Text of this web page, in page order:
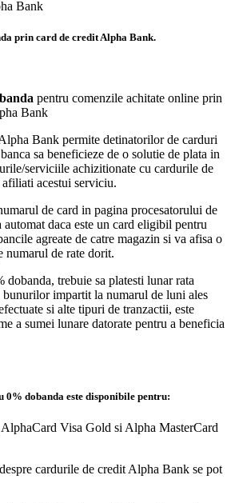
prin card de credit Alpha Bank.
pentru comenzile achitate online prin
Bank
Bank permite detinatorilor de carduri
sa beneficieze de o solutie de plata in
serviciile achizitionate cu cardurile de
acestui serviciu.
de card in pagina procesatorului de
daca este un card eligibil pentru
agreate de catre magazin si va afisa o
numarul de rate dorit.
dobanda, trebuie sa platesti lunar rata
bunurilor impartit la numarul de luni ales
si alte tipuri de tranzactii, este
a sumei lunare datorate pentru a beneficia
0% dobanda este disponibile pentru:
Visa Gold si Alpha MasterCard
cardurile de credit Alpha Bank se pot